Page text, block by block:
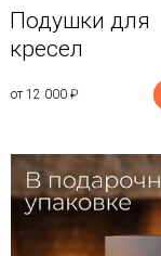
Подушки для
кресел
от 12 000 ₽